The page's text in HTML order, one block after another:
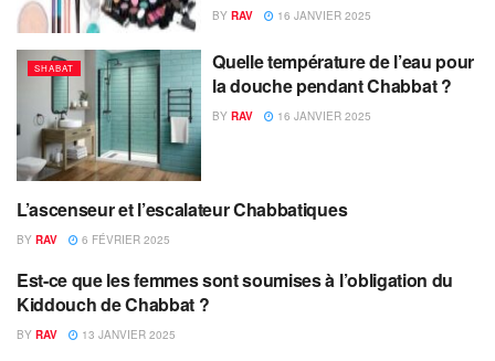
BY RAV 16 JANVIER 2025
SHABAT
Quelle température de l’eau pour
la douche pendant Chabbat ?
BY RAV 16 JANVIER 2025
SHABAT
L’ascenseur et l’escalateur Chabbatiques
BY RAV 6 FÉVRIER 2025
SHABAT
Est-ce que les femmes sont soumises à l’obligation du
Kiddouch de Chabbat ?
BY RAV 13 JANVIER 2025